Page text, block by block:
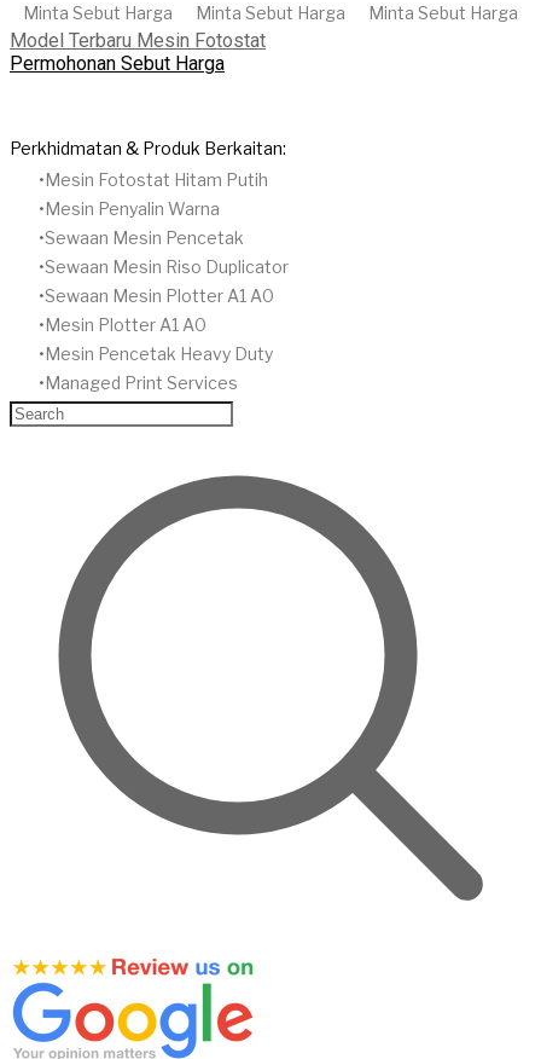
Minta Sebut Harga
Minta Sebut Harga Minta Sebut Harga
Model Terbaru Mesin Fotostat
Permohonan Sebut Harga
Perkhidmatan & Produk Berkaitan:
Mesin Fotostat Hitam Putih
​Mesin Penyalin Warna
​Sewaan Mesin Pencetak
Sewaan Mesin Riso Duplicator
Sewaan Mesin Plotter A1 A0
Mesin Plotter A1 A0
Mesin Pencetak Heavy Duty
Managed Print Services